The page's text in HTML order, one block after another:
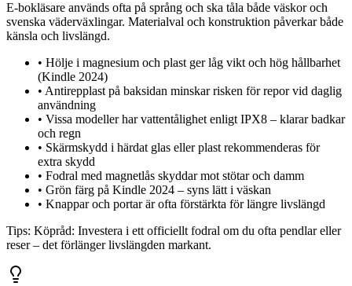
E-bokläsare används ofta på språng och ska tåla både väskor och
svenska väderväxlingar. Materialval och konstruktion påverkar både
känsla och livslängd.
• Hölje i magnesium och plast ger låg vikt och hög hållbarhet
(Kindle 2024)
• Antirepplast på baksidan minskar risken för repor vid daglig
användning
• Vissa modeller har vattentålighet enligt IPX8 – klarar badkar
och regn
• Skärmskydd i härdat glas eller plast rekommenderas för
extra skydd
• Fodral med magnetlås skyddar mot stötar och damm
• Grön färg på Kindle 2024 – syns lätt i väskan
• Knappar och portar är ofta förstärkta för längre livslängd
Tips: Köpråd: Investera i ett officiellt fodral om du ofta pendlar eller
reser – det förlänger livslängden markant.